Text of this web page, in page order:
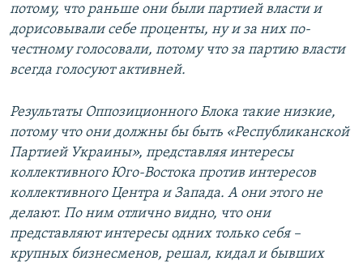
потому, что раньше они были партией власти и
дорисовывали себе проценты, ну и за них по-
честному голосовали, потому что за партию власти
всегда голосуют активней.
Результаты Оппозиционного Блока такие низкие,
потому что они должны бы быть «Республиканской
Партией Украины», представляя интересы
коллективного Юго-Востока против интересов
коллективного Центра и Запада. А они этого не
делают. По ним отлично видно, что они
представляют интересы одних только себя –
крупных бизнесменов, решал, кидал и бывших